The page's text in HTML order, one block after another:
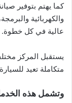
كما يهتم بتوفير
والكهربائية
عالية في كل خطوة.
يستقبل المركز
متكاملة تعيد
وتشمل هذه